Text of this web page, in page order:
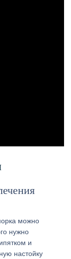
можно
нужно
и
настойку